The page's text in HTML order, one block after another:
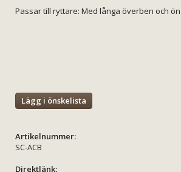
Passar till ryttare: Med långa överben och
Lägg i önskelista
Artikelnummer:
SC-ACB
Direktlänk: